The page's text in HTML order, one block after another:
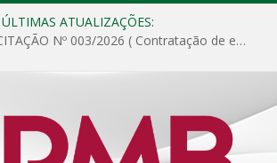
ÚLTIMAS ATUALIZAÇÕES:
DISPENSA DE LICITAÇÃO Nº 003/2026 ( Contratação de empresa para fornecimento de gêneros alimentícios não perecíveis, materiais de expediente, descartáveis, copa e cozinha, para análise e posterior publicação.)